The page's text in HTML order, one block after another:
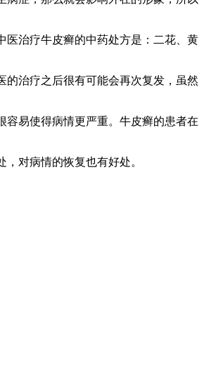
治疗牛皮癣的中药处方是：二花、黄
治疗之后很有可能会再次复发，虽然
易使得病情更严重。牛皮癣的患者在
对病情的恢复也有好处。